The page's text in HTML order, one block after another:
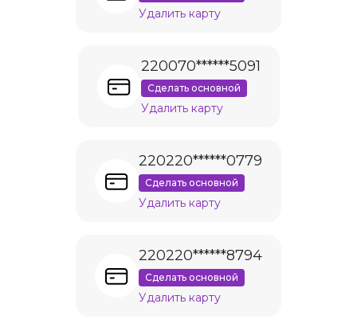
Удалить карту
220070******5091
Сделать основной
Удалить карту
220220******0779
Сделать основной
Удалить карту
220220******8794
Сделать основной
Удалить карту